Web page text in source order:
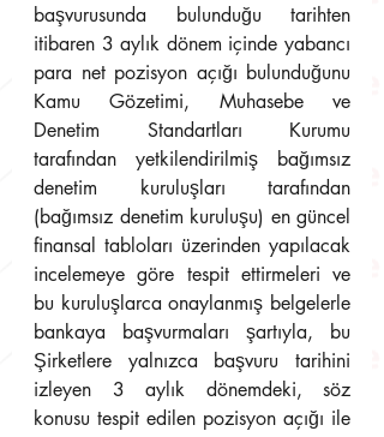
başvurusunda bulunduğu tarihten
itibaren 3 aylık dönem içinde yabancı
para net pozisyon açığı bulunduğunu
Kamu Gözetimi, Muhasebe ve
Denetim Standartları Kurumu
tarafından yetkilendirilmiş bağımsız
denetim kuruluşları tarafından
(bağımsız denetim kuruluşu) en güncel
finansal tabloları üzerinden yapılacak
incelemeye göre tespit ettirmeleri ve
bu kuruluşlarca onaylanmış belgelerle
bankaya başvurmaları şartıyla, bu
Şirketlere yalnızca başvuru tarihini
izleyen 3 aylık dönemdeki, söz
konusu tespit edilen pozisyon açığı ile